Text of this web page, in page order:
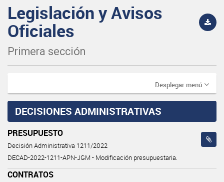
Legislación y Avisos
Oficiales
Primera sección
Desplegar menú
DECISIONES ADMINISTRATIVAS
PRESUPUESTO
Decisión Administrativa 1211/2022
DECAD-2022-1211-APN-JGM - Modificación presupuestaria.
CONTRATOS